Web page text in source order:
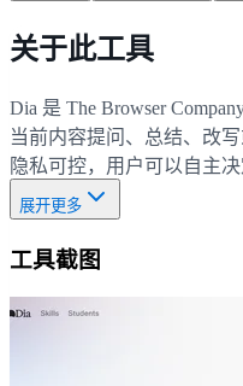
关于此工具
Dia 是 The Browser
当前内容提问、总结、改
隐私可控，用户可以自主
展开更多
工具截图